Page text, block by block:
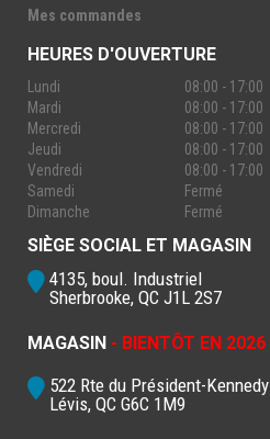
Mes commandes
HEURES D'OUVERTURE
Lundi
08:00 - 17:00
Mardi
08:00 - 17:00
Mercredi
08:00 - 17:00
Jeudi
08:00 - 17:00
Vendredi
08:00 - 17:00
Samedi
Fermé
Dimanche
Fermé
SIÈGE SOCIAL ET MAGASIN
4135, boul. Industriel
Sherbrooke, QC J1L 2S7
MAGASIN - BIENTÔT EN 2026
522 Rte du Président-Kennedy
Lévis, QC G6C 1M9